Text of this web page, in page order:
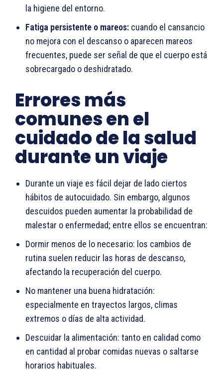
la higiene del entorno.
Fatiga persistente o mareos: cuando el cansancio
no mejora con el descanso o aparecen mareos
frecuentes, puede ser señal de que el cuerpo está
sobrecargado o deshidratado.
Errores más
comunes en el
cuidado de la salud
durante un viaje
Durante un viaje es fácil dejar de lado ciertos
hábitos de autocuidado. Sin embargo, algunos
descuidos pueden aumentar la probabilidad de
malestar o enfermedad; entre ellos se encuentran:
Dormir menos de lo necesario: los cambios de
rutina suelen reducir las horas de descanso,
afectando la recuperación del cuerpo.
No mantener una buena hidratación:
especialmente en trayectos largos, climas
extremos o días de alta actividad.
Descuidar la alimentación: tanto en calidad como
en cantidad al probar comidas nuevas o saltarse
horarios habituales.